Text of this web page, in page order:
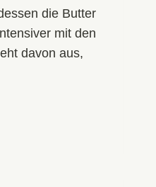
die Butter
mit den
davon aus,